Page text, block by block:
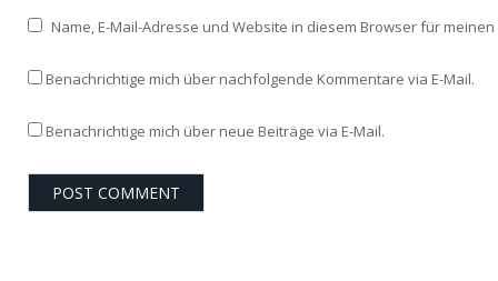
Name, E-Mail-Adresse und Website in diesem Browser für
Benachrichtige mich über nachfolgende Kommentare via E-Mail.
Benachrichtige mich über neue Beiträge via E-Mail.